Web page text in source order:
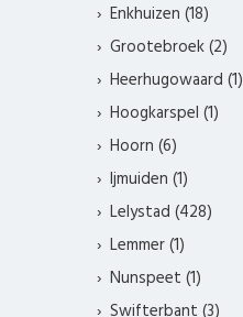
Enkhuizen (18)
Grootebroek (2)
Heerhugowaard (1)
Hoogkarspel (1)
Hoorn (6)
Ijmuiden (1)
Lelystad (428)
Lemmer (1)
Nunspeet (1)
Swifterbant (3)